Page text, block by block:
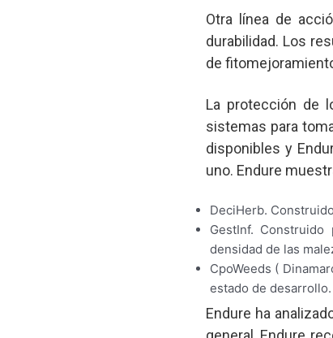
Otra línea de
durabilidad. Los
de
La protección de
sistemas para
disponibles y
uno. Endure
DeciHerb.
GestInf.
densidad de las
CpoWeeds (
estado de desarrollo.
Endure ha